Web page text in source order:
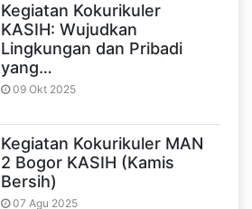
Kegiatan Kokurikuler
KASIH: Wujudkan
Lingkungan dan Pribadi
yang…
09 Okt 2025
Kegiatan Kokurikuler MAN
2 Bogor KASIH (Kamis
Bersih)
07 Agu 2025